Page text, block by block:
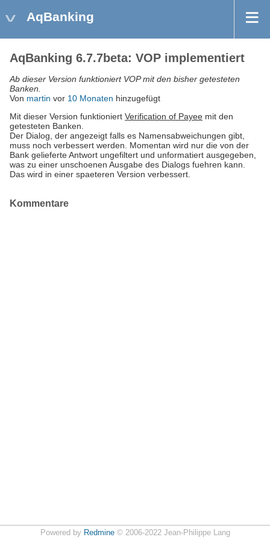
AqBanking
AqBanking 6.7.7beta: VOP implementiert
Ab dieser Version funktioniert VOP mit den bisher getesteten
Banken.
Von martin vor 10 Monaten hinzugefügt
Mit dieser Version funktioniert Verification of Payee mit den
getesteten Banken.
Der Dialog, der angezeigt falls es Namensabweichungen gibt,
muss noch verbessert werden. Momentan wird nur die von der
Bank gelieferte Antwort ungefiltert und unformatiert ausgegeben,
was zu einer unschoenen Ausgabe des Dialogs fuehren kann.
Das wird in einer spaeteren Version verbessert.
Kommentare
Powered by Redmine© 2006-2022 Jean-Philippe Lang